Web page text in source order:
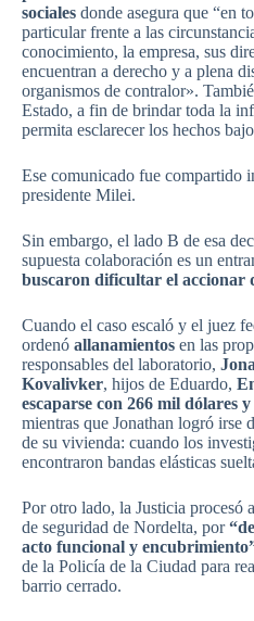
sociales donde asegura que “en
particular frente a las
conocimiento, la empresa, sus
encuentran a derecho y a plena
organismos de contralor».
Estado, a fin de brindar toda la
permita esclarecer los hechos
Ese comunicado fue compartido
presidente Milei.
Sin embargo, el lado B de esa
supuesta colaboración es un
buscaron dificultar el accionar
Cuando el caso escaló y el juez
ordenó allanamientos en las
responsables del laboratorio,
Kovalivker, hijos de Eduardo,
escaparse con 266 mil dólares
mientras que Jonathan logró irse
de su vivienda: cuando los
encontraron bandas elásticas
Por otro lado, la Justicia procesó a
de seguridad de Nordelta, por
acto funcional y
de la Policía de la Ciudad para
barrio cerrado.